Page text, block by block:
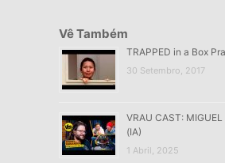
Vê Também
TRAPPED in a Box
30 Setembro, 2017
VRAU CAST: MIGUEL
(IA)
1 Abril, 2025